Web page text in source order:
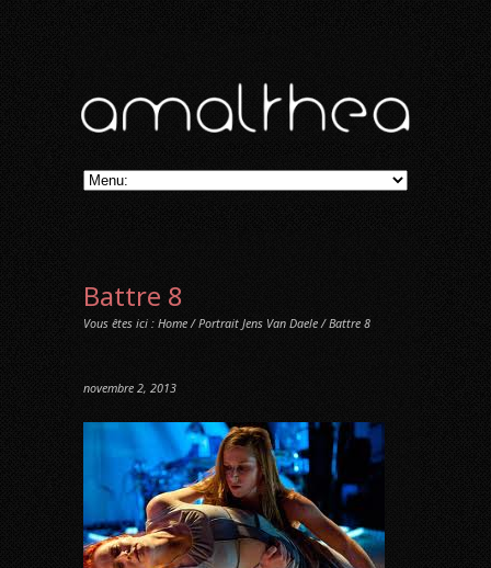
Battre 8
Vous êtes ici : Home/Portrait Jens Van Daele/ Battre 8
novembre 2, 2013